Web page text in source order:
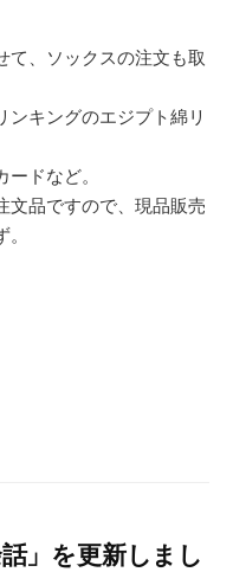
て、ソックスの注文も取
ンキングのエジプト綿リ
ドなど。
文品ですので、現品販売
」を更新しまし